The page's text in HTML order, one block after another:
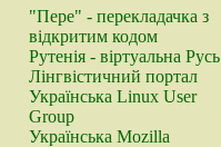
"Пере" - перекладачка з
відкритим кодом
Рутенія - віртуальна Русь
Лінгвістичний портал
Українська Linux User
Group
Українська Mozilla